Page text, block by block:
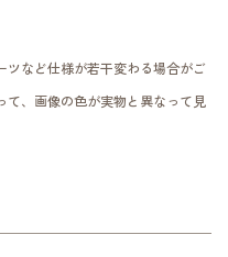
など仕様が若干変わる場合がご
、画像の色が実物と異なって見